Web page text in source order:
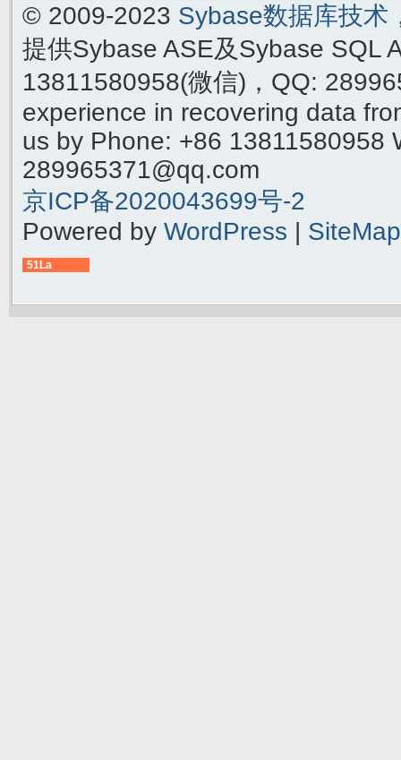
© 2009-2023 Sybase数据库技术
提供Sybase ASE及Sybase SQL
13811580958(微信)，QQ:
experience in recovering data
us by Phone: +86 13811580958
289965371@qq.com
京ICP备2020043699号-2
Powered by WordPress | SiteMap
51La